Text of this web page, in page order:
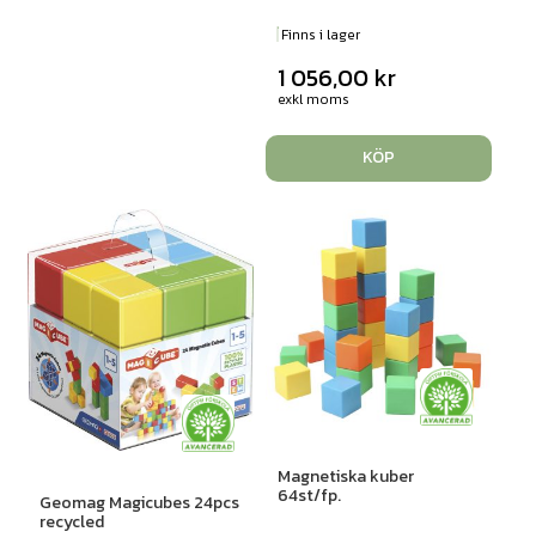
Finns i lager
1 056,00 kr
exkl moms
KÖP
Geomag Magicubes 24pcs
recycled
Magnetiska kuber
64st/fp.